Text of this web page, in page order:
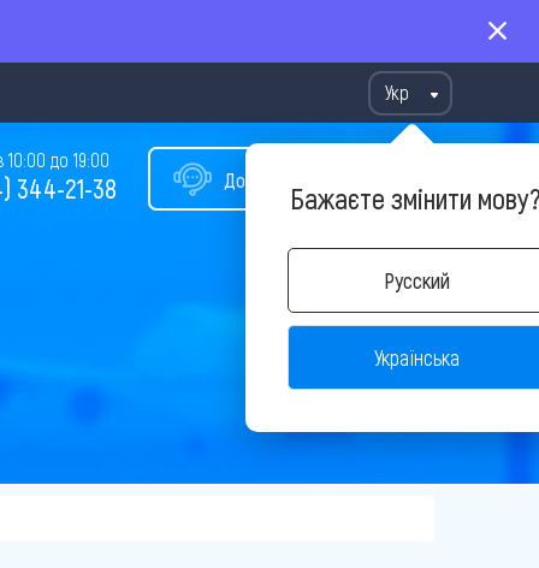
Укр
Бажаєте змінити
Русский
Українська
Допомога у виборі туру
до 19:00
344-21-38